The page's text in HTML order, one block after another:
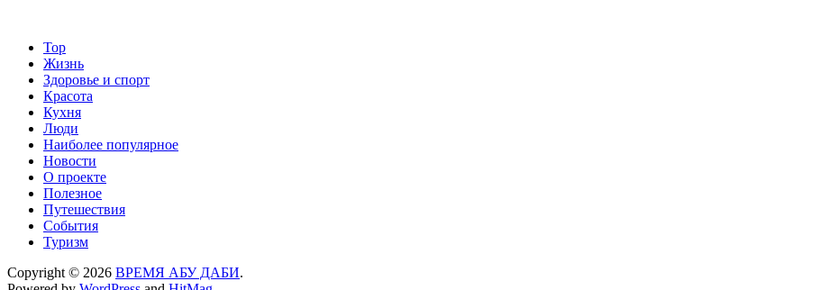
Top
Жизнь
Здоровье и спорт
Красота
Кухня
Люди
Наиболее популярное
Новости
О проекте
Полезное
Путешествия
События
Туризм
Copyright © 2026 ВРЕМЯ АБУ ДАБИ.